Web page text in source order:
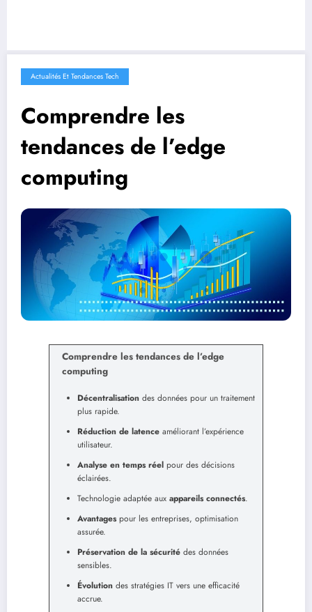
Actualités Et Tendances Tech
Comprendre les
tendances de l’edge
computing
Comprendre les tendances de l’edge
computing
Décentralisation des données pour un traitement
plus rapide.
Réduction de latence améliorant l’expérience
utilisateur.
Analyse en temps réel pour des décisions
éclairées.
Technologie adaptée aux appareils connectés.
Avantagespour les entreprises, optimisation
assurée.
Préservation de la sécurité des données
sensibles.
Évolution des stratégies IT vers une efficacité
accrue.